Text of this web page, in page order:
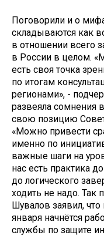
Поговорили и о
складываются как
в отношении всего
в России в целом.
есть своя точка
по итогам
регионами», -
развеяла сомнения
свою позицию
«Можно привести
именно по
важные шаги на
нас есть практика
до логического
ходить не надо.
Шувалов заявил,
января начнётся
службы по защите